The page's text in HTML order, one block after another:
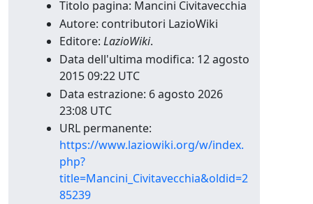
Titolo pagina: Mancini Civitavecchia
Autore: contributori LazioWiki
Editore: LazioWiki.
Data dell'ultima modifica: 12 agosto
2015 09:22 UTC
Data estrazione: 6 agosto 2026
23:08 UTC
URL permanente:
https://www.laziowiki.org/w/index.
php?
title=Mancini_Civitavecchia&oldid=2
85239